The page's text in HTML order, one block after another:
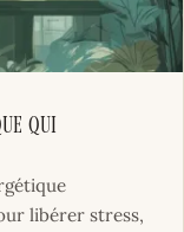
qui
libérer stress,